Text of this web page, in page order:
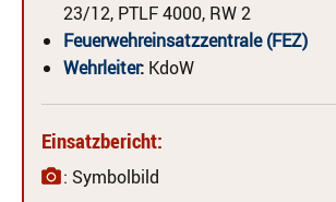
23/12, PTLF 4000, RW 2
Feuerwehreinsatzzentrale (FEZ)
Wehrleiter: KdoW
Einsatzbericht:
: Symbolbild